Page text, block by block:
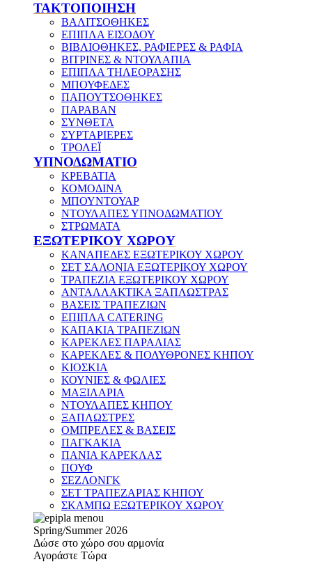
ΤΑΚΤΟΠΟΙΗΣΗ
ΒΑΛΙΤΣΟΘΗΚΕΣ
ΕΠΙΠΛΑ ΕΙΣΟΔΟΥ
ΒΙΒΛΙΟΘΗΚΕΣ, ΡΑΦΙΕΡΕΣ & ΡΑΦΙΑ
ΒΙΤΡΙΝΕΣ & ΝΤΟΥΛΑΠΙΑ
ΕΠΙΠΛΑ ΤΗΛΕΟΡΑΣΗΣ
ΜΠΟΥΦΕΔΕΣ
ΠΑΠΟΥΤΣΟΘΗΚΕΣ
ΠΑΡΑΒΑΝ
ΣΥΝΘΕΤΑ
ΣΥΡΤΑΡΙΕΡΕΣ
ΤΡΟΛΕΪ
ΥΠΝΟΔΩΜΑΤΙΟ
ΚΡΕΒΑΤΙΑ
ΚΟΜΟΔΙΝΑ
ΜΠΟΥΝΤΟΥΑΡ
ΝΤΟΥΛΑΠΕΣ ΥΠΝΟΔΩΜΑΤΙΟΥ
ΣΤΡΩΜΑΤΑ
ΕΞΩΤΕΡΙΚΟΥ ΧΩΡΟΥ
ΚΑΝΑΠΕΔΕΣ ΕΞΩΤΕΡΙΚΟΥ ΧΩΡΟΥ
ΣΕΤ ΣΑΛΟΝΙΑ ΕΞΩΤΕΡΙΚΟΥ ΧΩΡΟΥ
ΤΡΑΠΕΖΙΑ ΕΞΩΤΕΡΙΚΟΥ ΧΩΡΟΥ
ΑΝΤΑΛΛΑΚΤΙΚΑ ΞΑΠΛΩΣΤΡΑΣ
ΒΑΣΕΙΣ ΤΡΑΠΕΖΙΩΝ
ΕΠΙΠΛΑ CATERING
ΚΑΠΑΚΙΑ ΤΡΑΠΕΖΙΩΝ
ΚΑΡΕΚΛΕΣ ΠΑΡΑΛΙΑΣ
ΚΑΡΕΚΛΕΣ & ΠΟΛΥΘΡΟΝΕΣ ΚΗΠΟΥ
ΚΙΟΣΚΙΑ
ΚΟΥΝΙΕΣ & ΦΩΛΙΕΣ
ΜΑΞΙΛΑΡΙΑ
ΝΤΟΥΛΑΠΕΣ ΚΗΠΟΥ
ΞΑΠΛΩΣΤΡΕΣ
ΟΜΠΡΕΛΕΣ & ΒΑΣΕΙΣ
ΠΑΓΚΑΚΙΑ
ΠΑΝΙΑ ΚΑΡΕΚΛΑΣ
ΠΟΥΦ
ΣΕΖΛΟΝΓΚ
ΣΕΤ ΤΡΑΠΕΖΑΡΙΑΣ ΚΗΠΟΥ
ΣΚΑΜΠΩ ΕΞΩΤΕΡΙΚΟΥ ΧΩΡΟΥ
Spring/Summer 2026
Δώσε στο χώρο σου αρμονία
Αγοράστε Τώρα